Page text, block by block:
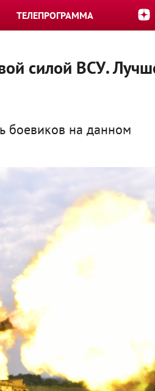
ТЕЛЕПРОГРАММА
силой ВСУ.
боевиков на данном